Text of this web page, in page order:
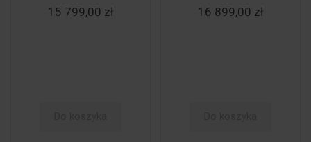
15 799,00 zł
16 899,00 zł